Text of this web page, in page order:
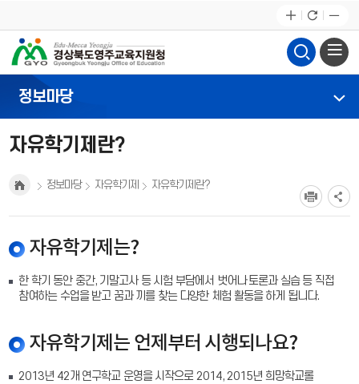
정보마당
정보마당 자유학기제 자유학기제란?
자유학기제란?
자유학기제는?
한 학기 동안 중간, 기말고사 등 시험 부담에서 벗어나 토론과 실습 등 직접
참여하는 수업을 받고 꿈과 끼를 찾는 다양한 체험 활동을 하게 됩니다.
자유학기제는 언제부터 시행되나요?
2013년 42개 연구학교 운영을 시작으로 2014, 2015년 희망학교롤